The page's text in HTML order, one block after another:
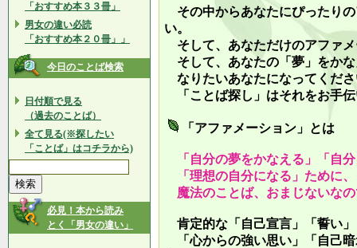
「おすすめ本３３冊」
男女の違い必読
「おすすめ本２０冊」」
今日のことば検索
日付順で見る
（過去のことば）
全て見る(※探したい
「ことば」はコチラから)
必見！本から読み
とく「男女の違い」
その中からあなたにぴったり
い。
そして、あなただけのアファ
そして、あなたの「夢」をか
なりたいあなたになってくだ
「ことば探し」はそれをお手
「アファメーション」とは
「自分の夢をかなえる」「自
「理想の自分になる」ために
魔法のことば、おまじないな
肯定的な「自己宣言」「誓い
「心からの強い思い」「自己